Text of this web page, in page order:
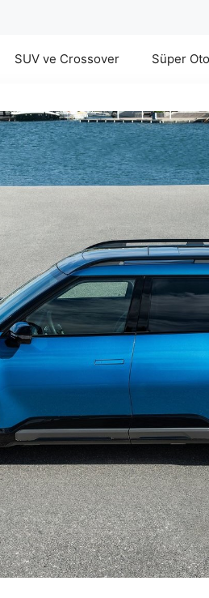
SUV ve Crossover Süper